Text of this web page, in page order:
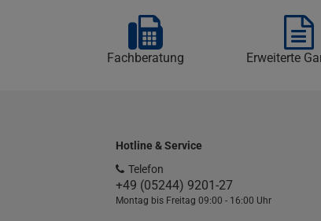
Fachberatung Erweiterte
Hotline & Service
Telefon
+49 (05244) 9201-27
Montag bis Freitag 09:00 - 16:00 Uhr